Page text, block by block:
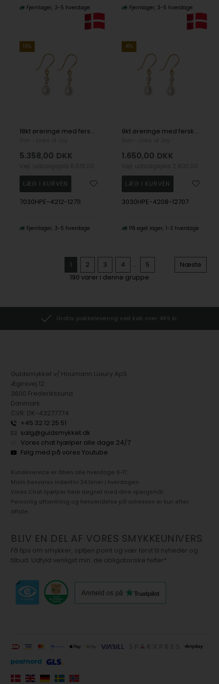
Fjernlager 3-5 hverdage Fjernlager 3-5 hverdage
19%
18kt øreringe med ferskvandsperler, fra San - Links of Joy
5.358,00 DKK
7030HPE-4212-12711
Fjernlager 3-5 hverdage
41%
9kt øreringe med ferskvandsperler Pr.par, fra San - Links of Joy
1.650,00 DKK
3030HPE-4208-12707
På eget lager 1-3 hverdage
1 2 3 4 ... 5
Næste
190 varer i denne gruppe
Gratis pakkelevering ved køb over 499 kr.
Guldsmykket v/ Houmann Luxury ApS
Ægirsvej 12
3600 Frederikssund
Danmark
CVR: DK-43277774
+45 32 12 25 51
salg@guldsmykket.dk
Vores chat hjælper alle dage 24/7
Følg med på vores Youtube
Kundeservice er åben alle hverdage 9-17.
Mails besvares indenfor 24 timer i hverdagen.
Vores Chat hjælper hele døgnet med dine spørgsmål.
Personlig afhentning og henvendelse på adressen er kun efter
aftale.
BLIV EN DEL AF VORES SMYKKEUNIVERS
Få tips om smykker, optjen point og vær først til nyheder og
tilbud. Udfyld venligst min. de obligatoriske felter*